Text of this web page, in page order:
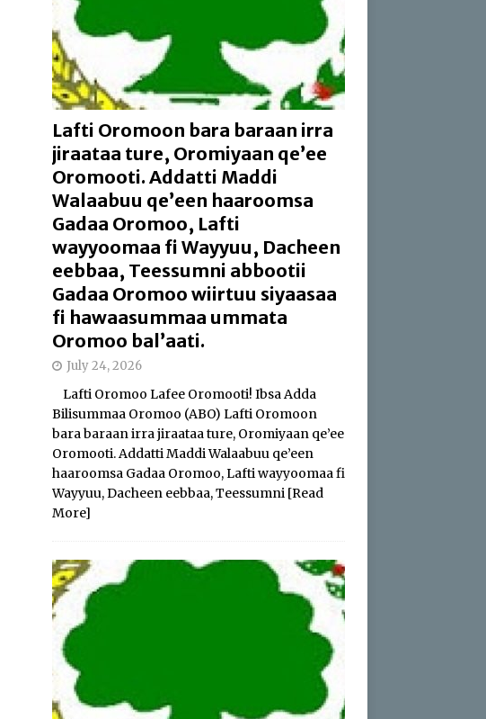
Lafti Oromoon bara baraan irra
jiraataa ture, Oromiyaan qe’ee
Oromooti. Addatti Maddi
Walaabuu qe’een haaroomsa
Gadaa Oromoo, Lafti
wayyoomaa fi Wayyuu, Dacheen
eebbaa, Teessumni abbootii
Gadaa Oromoo wiirtuu siyaasaa
fi hawaasummaa ummata
Oromoo bal’aati.
July 24, 2026
Lafti Oromoo Lafee Oromooti! Ibsa Adda
Bilisummaa Oromoo (ABO) Lafti Oromoon
bara baraan irra jiraataa ture, Oromiyaan qe’ee
Oromooti. Addatti Maddi Walaabuu qe’een
haaroomsa Gadaa Oromoo, Lafti wayyoomaa fi
Wayyuu, Dacheen eebbaa, Teessumni [Read
More]